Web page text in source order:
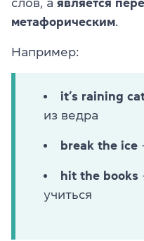
метафорическим
Например:
it’s raining
из ведра
break the ice
hit the books
учиться